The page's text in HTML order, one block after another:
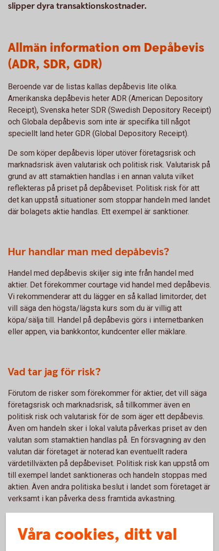
slipper dyra transaktionskostnader.
Allmän information om Depåbevis
(ADR, SDR, GDR)
Beroende var de listas kallas depåbevis lite olika.
Amerikanska depåbevis heter ADR (American Depository
Receipt), Svenska heter SDR (Swedish Depository Receipt)
och Globala depåbevis som inte är specifika till något
speciellt land heter GDR (Global Depository Receipt).
De som köper depåbevis löper utöver företagsrisk och
marknadsrisk även valutarisk och politisk risk. Valutarisk på
grund av att stamaktien handlas i en annan valuta vilket
reflekteras på priset på depåbeviset. Politisk risk för att
det kan uppstå situationer som stoppar handeln med landet
där bolagets aktie handlas. Ett exempel är sanktioner.
Hur handlar man med depåbevis?
Handel med depåbevis skiljer sig inte från handel med
aktier. Det förekommer courtage vid handel med depåbevis.
Vi rekommenderar att du lägger en så kallad limitorder, det
vill säga den högsta/lägsta kurs som du är villig att
köpa/sälja till. Handel på depåbevis görs i internetbanken
eller appen, via bankkontor, kundcenter eller mäklare.
Vad tar jag för risk?
Förutom de risker som förekommer för aktier, det vill säga
företagsrisk och marknadsrisk, så tillkommer även en
politisk risk och valutarisk för de som äger ett depåbevis.
Även om handeln sker i lokal valuta påverkas priset av den
valutan som stamaktien handlas på. En försvagning av den
valutan där företaget är noterad kan eventuellt radera
värdetillväxten på depåbeviset. Politisk risk kan uppstå om
till exempel landet sanktioneras och handeln stoppas med
aktien. Även andra politiska beslut i landet som företaget är
verksamt i kan påverka dess framtida avkastning.
Vad påverkar avkastningen?
Våra cookies, ditt val